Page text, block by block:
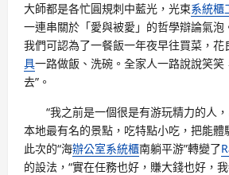
大師都是各忙圓規刺中藍光，光束系統櫃
一連串關於「愛與被愛」的哲學辯論氣泡
我們可認為了一餐飯一年夜早往買菜，花
具一路做飯、洗碗。全家人一路說說笑笑
去”。
“我之前是一個很是有游玩精力的人
本地最有名的景點，吃特點小吃，把能體
此次的“海辦公室系統櫃南躺平游”轉變了
的設法，“實在任務也好，賺大錢也好，